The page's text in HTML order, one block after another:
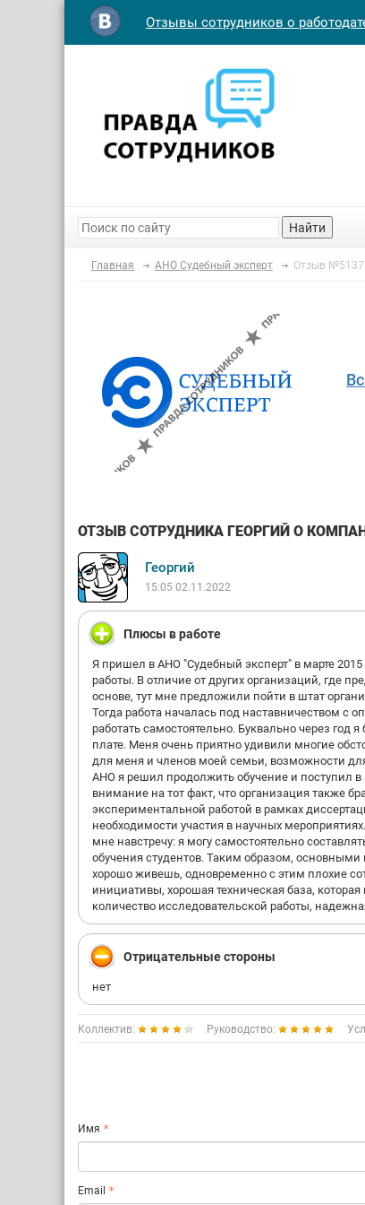
Отзывы сотрудников о
Найти
Главная АНО Судебный эксперт Отзыв
ОТЗЫВ СОТРУДНИКА ГЕОРГИЙ О
Георгий
15:05 02.11.2022
Плюсы в работе
Я пришел в АНО "Судебный эксперт" в марте
работы. В отличие от других организаций, где
основе, тут мне предложили пойти в штат
Тогда работа началась под наставничеством с
работать самостоятельно. Буквально через год
плате. Меня очень приятно удивили многие
для меня и членов моей семьи, возможности
АНО я решил продолжить обучение и поступил в
внимание на тот факт, что организация также
экспериментальной работой в рамках
необходимости участия в научных
мне навстречу: я могу самостоятельно
обучения студентов. Таким образом,
хорошо живешь, одновременно с этим плохие
инициативы, хорошая техническая база,
количество исследовательской работы,
Отрицательные стороны
нет
Коллектив: Руководство:
Имя
Email